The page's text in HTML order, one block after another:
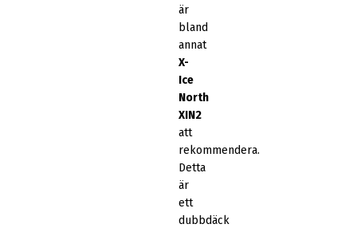
är
bland
annat
X-
Ice
North
XIN2
att
rekommendera.
Detta
är
ett
dubbdäck